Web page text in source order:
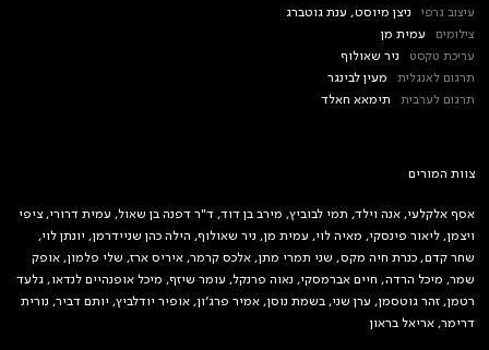
עיצוב גרפי
ניצן מיוסט, ענת גוטברג
צילומים
עמית מן
עריכת טקסט
ניר שאולוף
תרגום לאנגלית
מעין לבינגר
תרגום לערבית
תימאא חאלד
צוות המורים
אסף אלקלעי, אנה וילד, תמי לבוביץ, מירב בן דוד, ד"ר דפנה בן שאול, עמית דרורי, ציפי
ויצמן, ליאור פינסקי, מאיה לוי, עמית מן, ניר שאולוף, הילה כהן שניידרמן, יונתן לוי,
שחר קדם, כנרת חיה מקס, שני תמרי מתן, אלכס קרמר, איריס ארז, שלי פלמון, אופק
שמר, מיכל הרדה, חיים אברמסקי, נאוה פרנקל, עומר שיזף, מיכל אופנהיים לנדאו, גלעד
רטמן, זהר גוטסמן, ערן שני, בשמת נוסן, אמיר פרג׳ון, אופיר יודלביץ, יותם דביר, נורית
דרימר, אריאל בראון